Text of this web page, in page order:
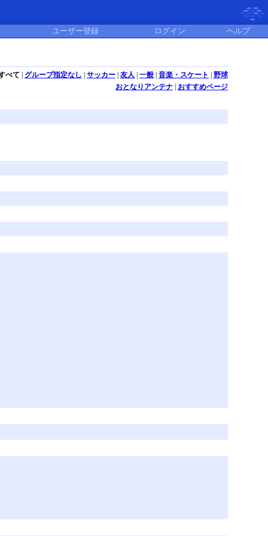
ユーザー登録 ログイン ヘルプ
べて グループ指定なし サッカー| 友人 一般| 音楽・スケート
野球
おとなりアンテナ| おすすめページ